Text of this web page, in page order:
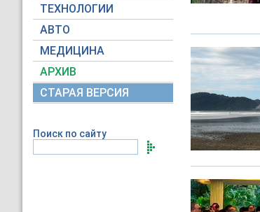
ТЕХНОЛОГИИ
АВТО
МЕДИЦИНА
АРХИВ
СТАРАЯ ВЕРСИЯ
Поиск по сайту